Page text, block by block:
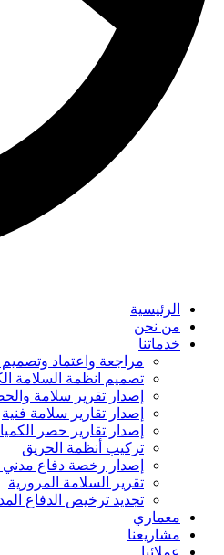
الرئيسية
من نحن
خدماتنا
مراجعة واعتماد
تصميم انظمة السلامة
إصدار تقرير سلامة
إصدار تقارير سلامة فنية
إصدار تقارير حصر
تركيب أنظمة الحريق
إصدار رخصة دفاع
تقرير السلامة المرورية
تجديد ترخيص الدفاع
معماري
مشاريعنا
عملائنا